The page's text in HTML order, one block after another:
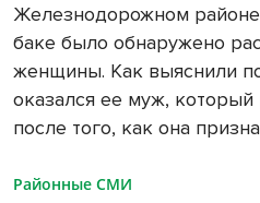
Железнодорожном
баке было обнаружено
женщины. Как выяснили
оказался ее муж,
после того, как она
Районные СМИ